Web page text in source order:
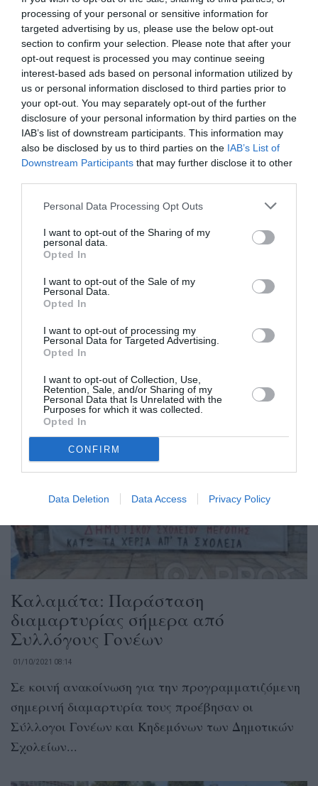
processing of your personal or sensitive information for
targeted advertising by us, please use the below opt-out
section to confirm your selection. Please note that after your
opt-out request is processed you may continue seeing
interest-based ads based on personal information utilized by
us or personal information disclosed to third parties prior to
your opt-out. You may separately opt-out of the further
disclosure of your personal information by third parties on the
IAB’s list of downstream participants. This information may
also be disclosed by us to third parties on the IAB’s List of
Downstream Participants that may further disclose it to other
Personal Data Processing Opt Outs
I want to opt-out of the Sharing of my
personal data.
Opted In
I want to opt-out of the Sale of my
Personal Data.
Opted In
I want to opt-out of processing my
Personal Data for Targeted Advertising.
Opted In
I want to opt-out of Collection, Use,
Retention, Sale, and/or Sharing of my
Personal Data that Is Unrelated with the
Purposes for which it was collected.
Opted In
CONFIRM
Data Deletion Data Access Privacy Policy
σχολιάζει σε ανακοίνωσή της η προϊσταμένη...
Υποβάθμιση σχολείων:
Κλιμακώνουν τις κινητοποιήσεις οι
02/10/2021 18:52
Πρωτοβάθμιας Εκπαίδευσης Για τρίτη φορά
συγκεντρώθηκαν χθες στο Διοικητήριο της
Καλαμάτας γονείς, μαθητές,...
Καλαμάτα: Παράσταση
διαμαρτυρίας σήμερα από
Συλλόγους Γονέων
01/10/2021 08:14
Σε κοινή ανακοίνωση για την προγραμματιζόμενη
σημερινή διαμαρτυρία τους προέβησαν οι
Σύλλογοι Γονέων και Κηδεμόνων των Δημοτικών
Σχολείων...